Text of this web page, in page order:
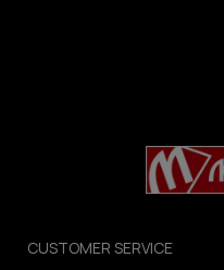
CUSTOMER SERVICE